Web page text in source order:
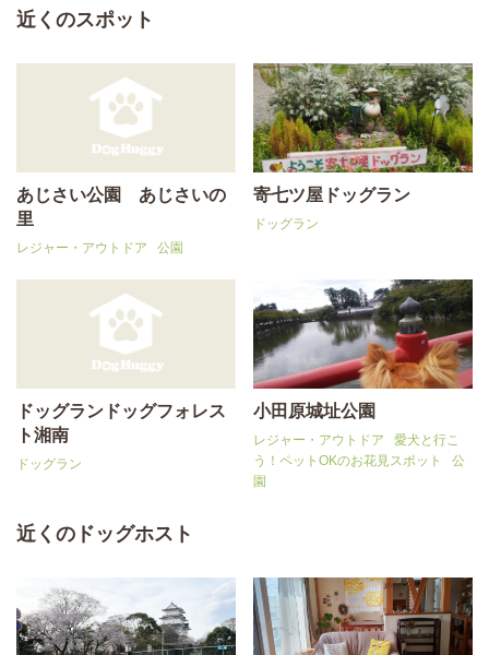
近くのスポット
あじさい公園 あじさいの
里
レジャー・アウトドア 公園
寄七ツ屋ドッグラン
ドッグラン
ドッグランドッグフォレス
ト湘南
ドッグラン
小田原城址公園
レジャー・アウトドア
愛犬と行こ
う！ペットOKのお花見スポット
公
園
近くのドッグホスト